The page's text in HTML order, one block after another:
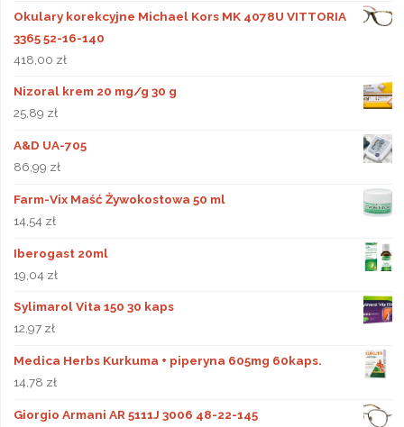
Okulary korekcyjne Michael Kors MK 4078U VITTORIA
3365 52-16-140
418,00 zł
Nizoral krem 20 mg/g 30 g
25,89 zł
A&D UA-705
86,99 zł
Farm-Vix Maść Żywokostowa 50 ml
14,54 zł
Iberogast 20ml
19,04 zł
Sylimarol Vita 150 30 kaps
12,97 zł
Medica Herbs Kurkuma + piperyna 605mg 60kaps.
14,78 zł
Giorgio Armani AR 5111J 3006 48-22-145